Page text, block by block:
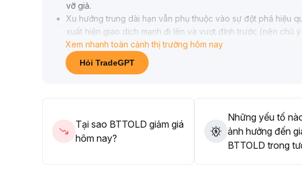
vỡ giả.
Xu hướng trung dài hạn vẫn phụ thuộc vào sự đột phá hiệu
xuất hiện giao dịch mạnh đi lên và vượt đỉnh trước (nên chú
chuyển sang bố trí vị thế mua, ngược lại nên tiếp tục quan sát
Xem nhanh toàn cảnh thị trường hôm nay
Hỏi TradeGPT
Tại sao BTTOLD giảm giá
hôm nay?
Những yếu tố
ảnh hưởng đến
BTTOLD trong